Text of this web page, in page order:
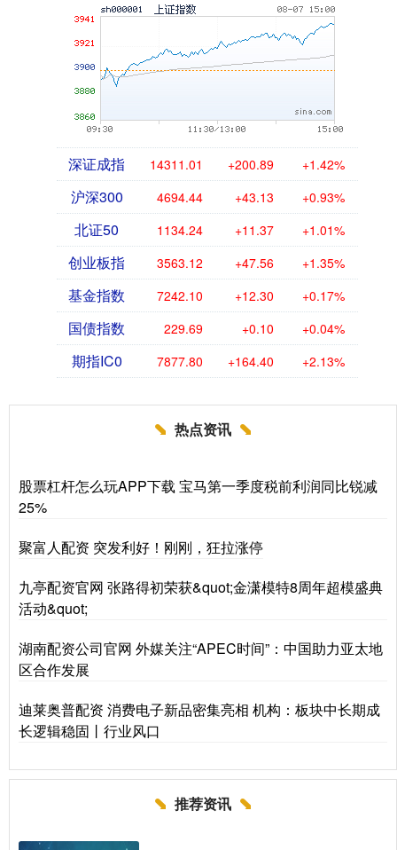
深证成指 14311.01 +200.89 +1.42%
沪深300 4694.44 +43.13 +0.93%
北证50 1134.24 +11.37 +1.01%
创业板指 3563.12 +47.56 +1.35%
基金指数 7242.10 +12.30 +0.17%
国债指数 229.69 +0.10 +0.04%
期指IC0 7877.80 +164.40 +2.13%
热点资讯
股票杠杆怎么玩APP下载 宝马第一季度税前利润同比锐减
25%
聚富人配资 突发利好！刚刚，狂拉涨停
九亭配资官网 张路得初荣获&quot;金潇模特8周年超模盛典
活动&quot;
湖南配资公司官网 外媒关注“APEC时间”：中国助力亚太地
区合作发展
迪莱奥普配资 消费电子新品密集亮相 机构：板块中长期成
长逻辑稳固丨行业风口
推荐资讯